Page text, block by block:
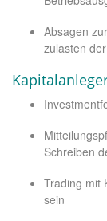
Absagen
zulasten
Schreiben
Trading mit
sein